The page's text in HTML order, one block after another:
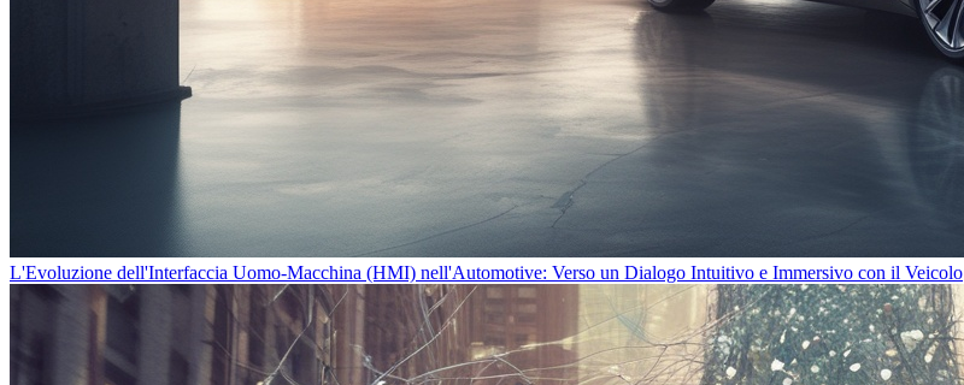
L'Evoluzione dell'Interfaccia Uomo-Macchina (HMI) nell'Automotive: Verso un Dialogo Intuitivo e Immersivo con il Veicolo